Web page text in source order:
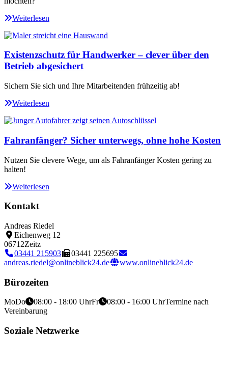
Weiterlesen
Existenzschutz für Handwerker – clever über den
Betrieb abgesichert
Sichern Sie sich und Ihre Mitarbeitenden frühzeitig ab!
Weiterlesen
Fahranfänger? Sicher unterwegs, ohne hohe Kosten
Nutzen Sie clevere Wege, um als Fahranfänger Kosten gering zu
halten!
Weiterlesen
Kontakt
Andreas Riedel
Eichenweg 12
06712Zeitz
03441 215903
03441 225695
andreas.riedel@onlineblick24.de
www.onlineblick24.de
Bürozeiten
MoDo 08:00 - 18:00 UhrFr 08:00 - 16:00 UhrTermine nach
Vereinbarung
Soziale Netzwerke